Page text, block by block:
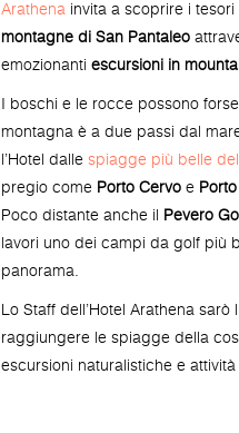
Arathena invita a scoprire i
montagne di San Pantaleo
emozionanti escursioni in
I boschi e le rocce possono
montagna è a due passi dal
l’Hotel dalle spiagge più belle
pregio come Porto Cervo e
Poco distante anche il
Pevero
lavori uno dei campi da golf più
panorama.
Lo Staff dell’Hotel Arathena
raggiungere le spiagge della
escursioni naturalistiche e attività